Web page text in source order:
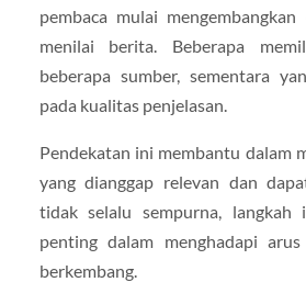
pembaca mulai
menilai berita. Beberapa
beberapa sumber, sementara
pada kualitas penjelasan.
Pendekatan ini membantu dalam
yang dianggap relevan dan
tidak selalu sempurna, langkah
penting dalam menghadapi
berkembang.